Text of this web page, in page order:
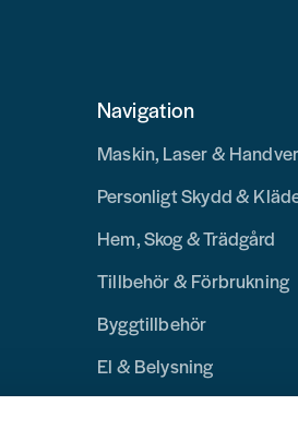
Navigation
Maskin, Laser &
Personligt Skydd &
Hem, Skog & Trädgård
Tillbehör & Förbrukning
Byggtillbehör
El & Belysning